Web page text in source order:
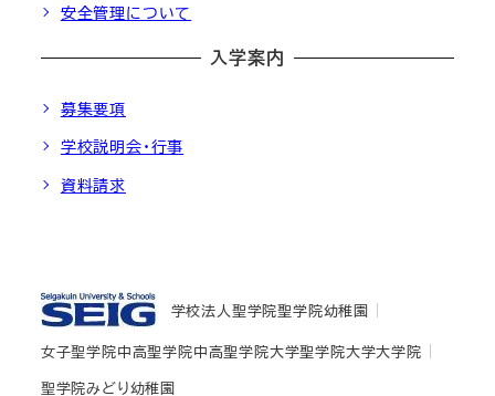
安全管理について
入学案内
募集要項
学校説明会・行事
資料請求
学校法人聖学院聖学院幼稚園
女子聖学院中高聖学院中高聖学院大学聖学院大学大学院
聖学院みどり幼稚園